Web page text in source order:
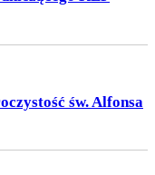
św. Alfonsa